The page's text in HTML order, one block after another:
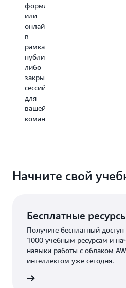
формате
или
онлайн –
в
рамках
публичных
либо
закрытых
сессий
для
вашей
команды.
Начните свой
Бесплатные
Получите бесплатный
1000 учебным ресурсам и
навыки работы с облаком
интеллектом уже сегодня.